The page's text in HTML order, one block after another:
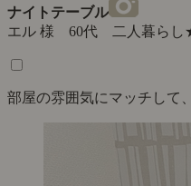
ナイトテーブル
エル 様 60代 二人暮らし
部屋の雰囲気にマッチして